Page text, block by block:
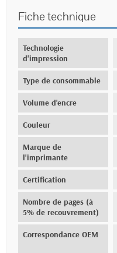
Fiche technique
Technologie
d'impression
Type de consommable
Volume d'encre
Couleur
Marque de
l'imprimante
Certification
Nombre de pages (à
5% de recouvrement)
Correspondance OEM